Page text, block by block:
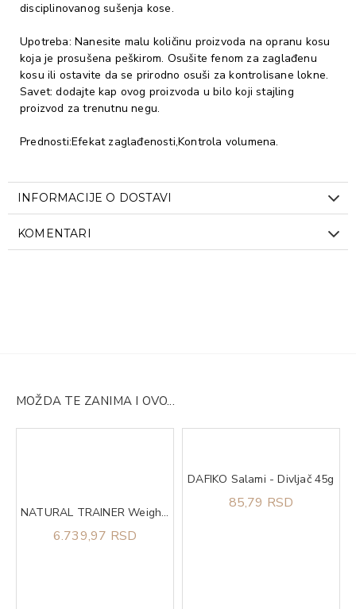
disciplinovanog sušenja kose.
Upotreba: Nanesite malu količinu proizvoda na opranu kosu
koja je prosušena peškirom. Osušite fenom za zaglađenu
kosu ili ostavite da se prirodno osuši za kontrolisane lokne.
Savet: dodajte kap ovog proizvoda u bilo koji stajling
proizvod za trenutnu negu.
Prednosti:Efekat zaglađenosti,Kontrola volumena.
INFORMACIJE O DOSTAVI
KOMENTARI
MOŽDA TE ZANIMA I OVO...
NATURAL TRAINER Weight care sa belim mesom za pse srednjih i velikih rasa 12kg
6.739,97 RSD
DAFIKO Salami - Divljač 45g
85,79 RSD